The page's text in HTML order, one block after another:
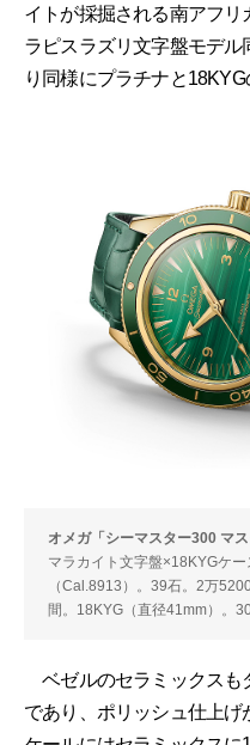
イトが採掘される南アフ
ラピスラズリ文字盤モデル
り同様にプラチナと18KYG
オメガ「シーマスター300 マ
マラカイト文字盤×18KYGケ
（Cal.8913）。39石。2万
間。18KYG（直径41mm）。
ベゼルのセラミックスも
であり、ポリッシュ仕上